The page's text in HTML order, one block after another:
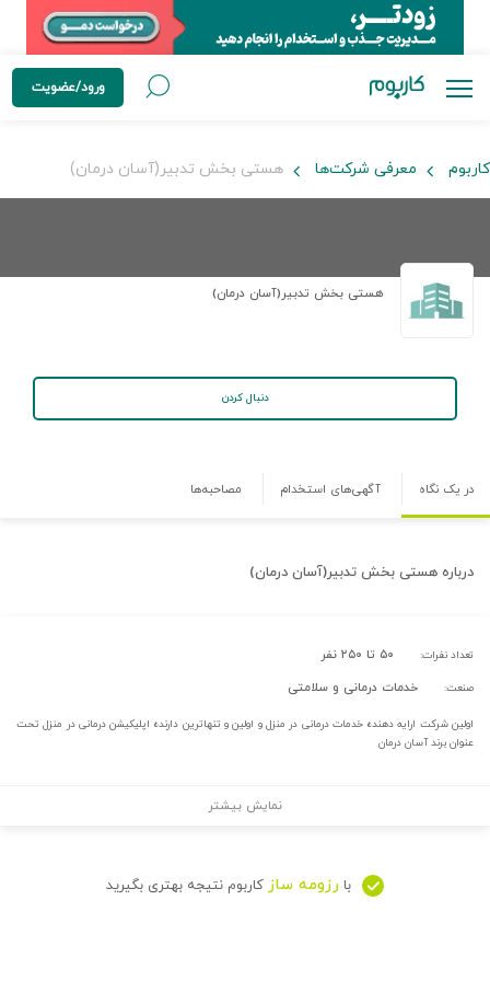
ورود/عضویت
کاربوم معرفی شرکت‌ها هستی بخش تدبیر(آسان درمان)
هستی بخش تدبیر(آسان درمان)
دنبال کردن
در یک نگاه آگهی‌های استخدام مصاحبه‌ها
درباره هستی بخش تدبیر(آسان درمان)
تعداد نفرات: ۵۰ تا ۲۵۰ نفر
صنعت: خدمات درمانی و سلامتی
اولین شرکت ارایه دهنده خدمات درمانی در منزل و اولین و تنهاترین دارنده اپلیکیشن درمانی در منزل تحت
عنوان برند آسان درمان
نمایش بیشتر
با رزومه ساز کاربوم نتیجه بهتری بگیرید